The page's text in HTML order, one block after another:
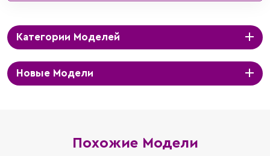
Категории Моделей
Новые Модели
Похожие Модели